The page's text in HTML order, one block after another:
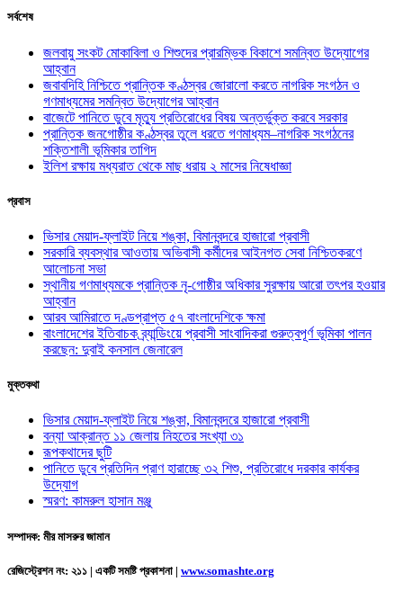
সর্বশেষ
জলবায়ু সংকট মোকাবিলা ও শিশুদের প্রারম্ভিক বিকাশে সমন্বিত উদ্যোগের
আহ্বান
জবাবদিহি নিশ্চিতে প্রান্তিক কণ্ঠস্বর জোরালো করতে নাগরিক সংগঠন ও
গণমাধ্যমের সমন্বিত উদ্যোগের আহ্বান
বাজেটে পানিতে ডুবে মৃত্যু প্রতিরোধের বিষয় অন্তর্ভুক্ত করবে সরকার
প্রান্তিক জনগোষ্ঠীর কণ্ঠস্বর তুলে ধরতে গণমাধ্যম–নাগরিক সংগঠনের
শক্তিশালী ভূমিকার তাগিদ
ইলিশ রক্ষায় মধ্যরাত থেকে মাছ ধরায় ২ মাসের নিষেধাজ্ঞা
প্রবাস
ভিসার মেয়াদ-ফ্লাইট নিয়ে শঙ্কা, বিমানবন্দরে হাজারো প্রবাসী
সরকারি ব্যবস্থার আওতায় অভিবাসী কর্মীদের আইনগত সেবা নিশ্চিতকরণে
আলোচনা সভা
স্থানীয় গণমাধ্যমকে প্রান্তিক নৃ-গোষ্ঠীর অধিকার সুরক্ষায় আরো তৎপর হওয়ার
আহ্বান
আরব আমিরাতে দণ্ডপ্রাপ্ত ৫৭ বাংলাদেশিকে ক্ষমা
বাংলাদেশের ইতিবাচক ব্র্যান্ডিংয়ে প্রবাসী সাংবাদিকরা গুরুত্বপূর্ণ ভূমিকা পালন
করছেন: দুবাই কনসাল জেনারেল
মুক্তকথা
ভিসার মেয়াদ-ফ্লাইট নিয়ে শঙ্কা, বিমানবন্দরে হাজারো প্রবাসী
বন্যা আক্রান্ত ১১ জেলায় নিহতের সংখ্যা ৩১
রূপকথাদের ছুটি
পানিতে ডুবে প্রতিদিন প্রাণ হারাচ্ছে ৩২ শিশু, প্রতিরোধে দরকার কার্যকর
উদ্যোগ
স্মরণ: কামরুল হাসান মঞ্জু
সম্পাদক: মীর মাসরুর জামান
রেজিস্ট্রেশন নং: ২১১ | একটি সমষ্টি প্রকাশনা | www.somashte.org